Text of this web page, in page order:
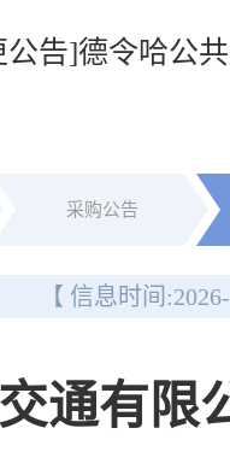
公告]德令哈公
采购公告
【 信息时间:
通有限